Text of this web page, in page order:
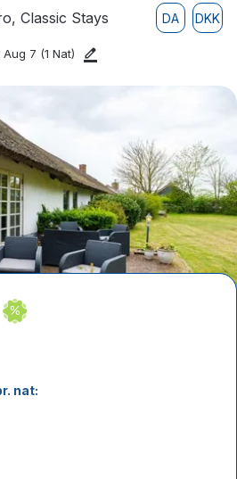
Classic Stays DA DKK
Aug 7 (1 Nat)
nat: